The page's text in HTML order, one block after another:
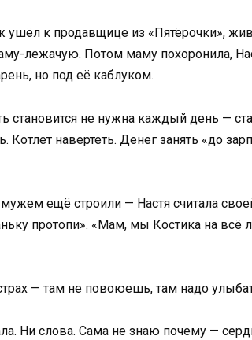
ушёл к продавщице из «Пятёрочки»,
лежачую. Потом маму похоронила,
но под её каблуком.
становится не нужна каждый день —
навертеть. Денег занять «до
ещё строили — Настя считала
протопи». «Мам, мы Костика на всё
— там не повоюешь, там надо
Ни слова. Сама не знаю почему —